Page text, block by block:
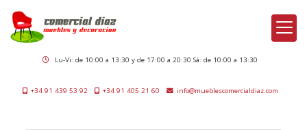
Lu-Vi: de 10:00 a 13:30 y de 17:00 a 20:30 Sá: de 10:00 a 13:30
+34 91 439 53 92 +34 91 405 21 60 info mueblescomercialdiaz.com